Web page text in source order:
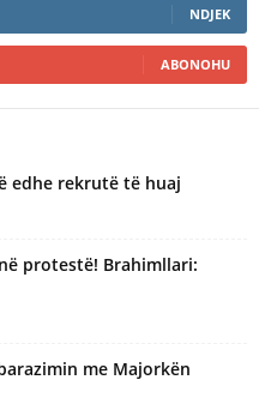
NDJEK
ABONOHU
edhe rekrutë të huaj
protestë! Brahimllari:
me Majorkën